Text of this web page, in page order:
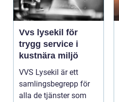
Vvs lysekil för
trygg service i
kustnära miljö
VVS Lysekil är ett
samlingsbegrepp för
alla de tjänster som